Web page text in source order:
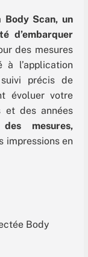
Body Scan, un
d’embarquer
des mesures
à l’application
précis de
évoluer votre
des années
mesures,
impressions en